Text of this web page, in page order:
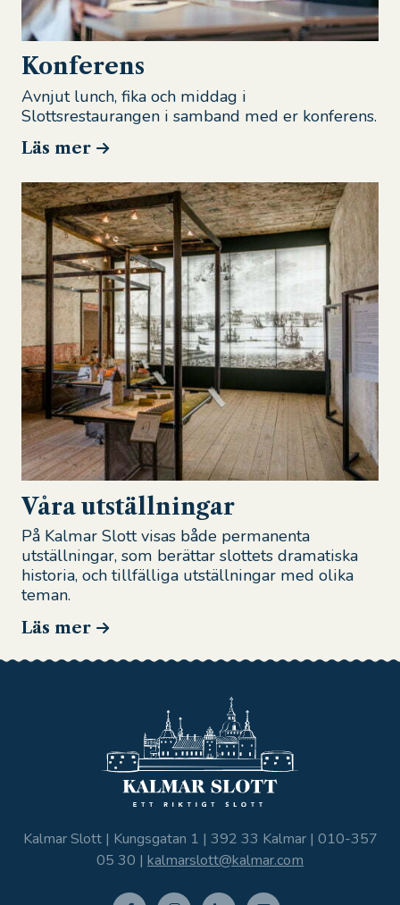
Konferens
Avnjut lunch, fika och middag i
Slottsrestaurangen i samband med er konferens.
Läs mer
Våra utställningar
På Kalmar Slott visas både permanenta
utställningar, som berättar slottets dramatiska
historia, och tillfälliga utställningar med olika
teman.
Läs mer
Kalmar Slott | Kungsgatan 1 | 392 33 Kalmar | 010-357
05 30 | kalmarslott@kalmar.com